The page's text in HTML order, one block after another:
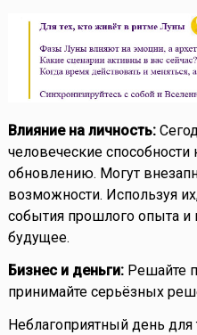
Влияние на личность:
человеческие
обновлению. Могут
возможности. Используя
события прошлого опыта и
будущее.
Бизнес и деньги:Решайте
принимайте серьёзных
Неблагоприятный день для